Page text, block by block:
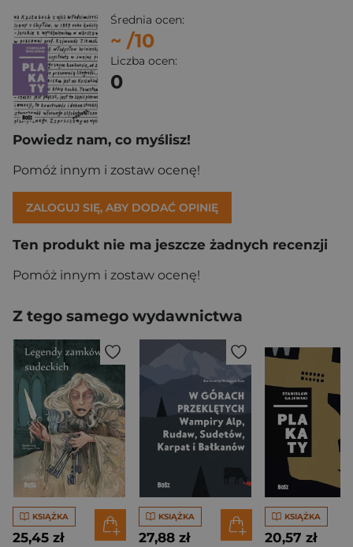
Średnia ocen:
~ /10
Liczba ocen:
0
Powiedz nam, co myślisz!
Pomóż innym i zostaw ocenę!
ZALOGUJ SIĘ, ABY DODAĆ OPINIĘ
Ten produkt nie ma jeszcze żadnych recenzji
Pomóż innym i zostaw ocenę!
Z tego samego wydawnictwa
KSIĄŻKA
25,45 zł
KSIĄŻKA
27,88 zł
KSIĄŻKA
20,57 zł